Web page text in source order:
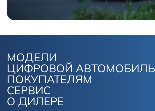
МОДЕЛИ
ЦИФРОВОЙ АВТОМОБИЛЬ
ПОКУПАТЕЛЯМ
СЕРВИС
О ДИЛЕРЕ